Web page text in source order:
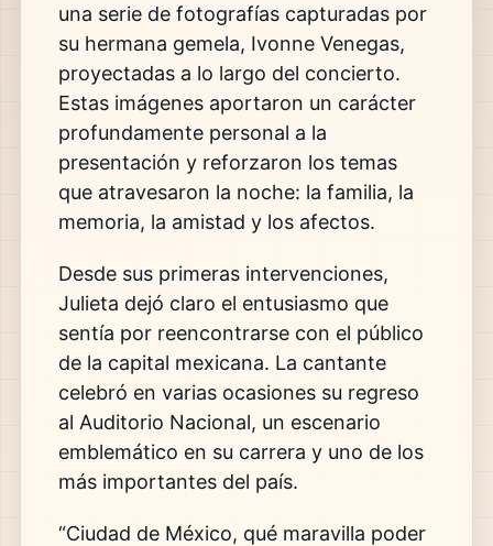
una serie de fotografías capturadas por
su hermana gemela, Ivonne Venegas,
proyectadas a lo largo del concierto.
Estas imágenes aportaron un carácter
profundamente personal a la
presentación y reforzaron los temas
que atravesaron la noche: la familia, la
memoria, la amistad y los afectos.
Desde sus primeras intervenciones,
Julieta dejó claro el entusiasmo que
sentía por reencontrarse con el público
de la capital mexicana. La cantante
celebró en varias ocasiones su regreso
al Auditorio Nacional, un escenario
emblemático en su carrera y uno de los
más importantes del país.
“Ciudad de México, qué maravilla poder